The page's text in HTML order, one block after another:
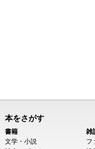
本をさがす
書籍
文学・小説
雑
フ